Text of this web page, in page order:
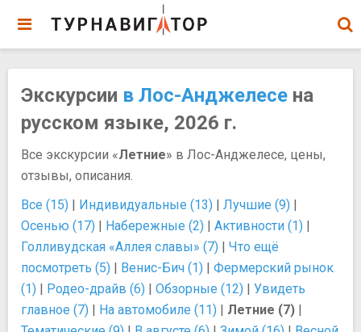
Экскурсии в Лос-Анджелесе на
русском языке, 2026 г.
Все экскурсии «Летние» в Лос-Анджелесе, цены,
отзывы, описания.
Все (15) | Индивидуальные (13) | Лучшие (9) |
Осенью (17) | Набережные (2) | Активности (1) |
Голливудская «Аллея славы» (7) | Что ещё
посмотреть (5) | Венис-Бич (1) | Фермерский рынок
(1) | Родео-драйв (6) | Обзорные (12) | Увидеть
главное (7) | На автомобиле (11) | Летние (7) |